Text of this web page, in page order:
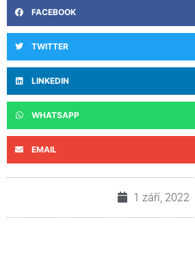
FACEBOOK
TWITTER
LINKEDIN
WHATSAPP
EMAIL
1 září, 2022